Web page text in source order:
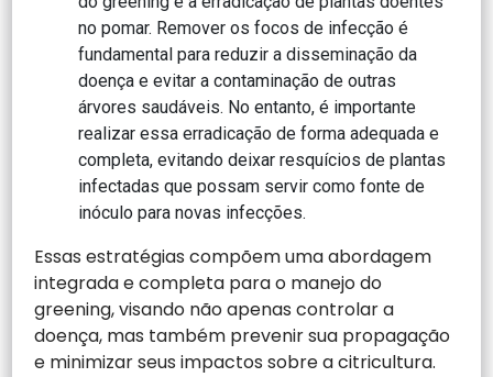
no pomar. Remover os focos de infecção é
fundamental para reduzir a disseminação da
doença e evitar a contaminação de outras
árvores saudáveis. No entanto, é importante
realizar essa erradicação de forma adequada e
completa, evitando deixar resquícios de plantas
infectadas que possam servir como fonte de
inóculo para novas infecções.
Essas estratégias compõem uma abordagem
integrada e completa para o manejo do
greening, visando não apenas controlar a
doença, mas também prevenir sua propagação
e minimizar seus impactos sobre a citricultura.